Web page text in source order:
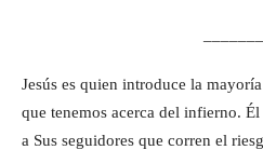
Jesús es quien introduce la
que tenemos acerca del infierno.
a Sus seguidores que corren el